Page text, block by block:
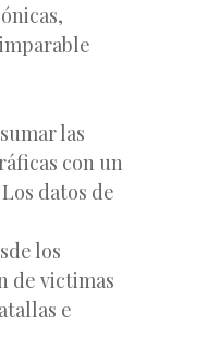
las
con un
datos de
los
de victimas
e